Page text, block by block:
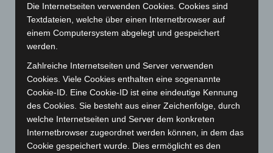
Oktober 2023 (114)
September 2023(133)
August 2023
Juli 2023(118)
Juni 2023 (142)
Mai 2023(139)
April 2023(155)
März 2023(174)
Die Internetseiten verwenden Cookies. Cookies sind
Textdateien, welche über einen Internetbrowser auf
einem Computersystem abgelegt und gespeichert
werden.
Zahlreiche Internetseiten und Server verwenden
Cookies. Viele Cookies enthalten eine sogenannte
Cookie-ID. Eine Cookie-ID ist eine eindeutige Kennung
des Cookies. Sie besteht aus einer Zeichenfolge, durch
welche Internetseiten und Server dem konkreten
Internetbrowser zugeordnet werden können, in dem das
Cookie gespeichert wurde. Dies ermöglicht es den